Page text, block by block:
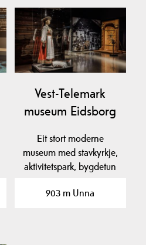
Vest-Telemark
museum Eidsborg
Eit stort moderne
museum med stavkyrkje,
aktivitetspark, bygdetun
903 m Unna